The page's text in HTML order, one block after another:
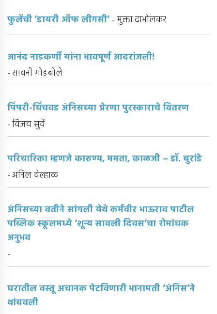
फुलेंची ‘डायरी ऑफ लीगसी’- मुक्ता दाभोलकर
आनंद नाडकर्णी यांना भावपूर्ण आदरांजली!
- सावनी गोडबोले
पिंपरी-चिंचवड अंनिसच्या प्रेरणा पुरस्काराचे वितरण
- विजय सुर्वे
परिचारिका म्हणजे कारुण्य, ममता, काळजी – डॉ. बुरांडे
- अनिल वेल्हाळ
अंनिसच्या वतीने सांगली येथे कर्मवीर भाऊराव पाटील
पब्लिक स्कूलमध्ये ‘शून्य सावली दिवस’चा रोमांचक
अनुभव
-
घरातील वस्तू अचानक पेटविणारी भानामती ‘अंनिस’ने
थांबवली